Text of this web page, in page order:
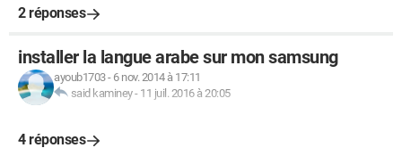
2 réponses
installer la langue arabe sur mon samsung
ayoub1703- 6 nov. 2014 à 17:11
said kaminey- 11 juil. 2016 à 20:05
4 réponses